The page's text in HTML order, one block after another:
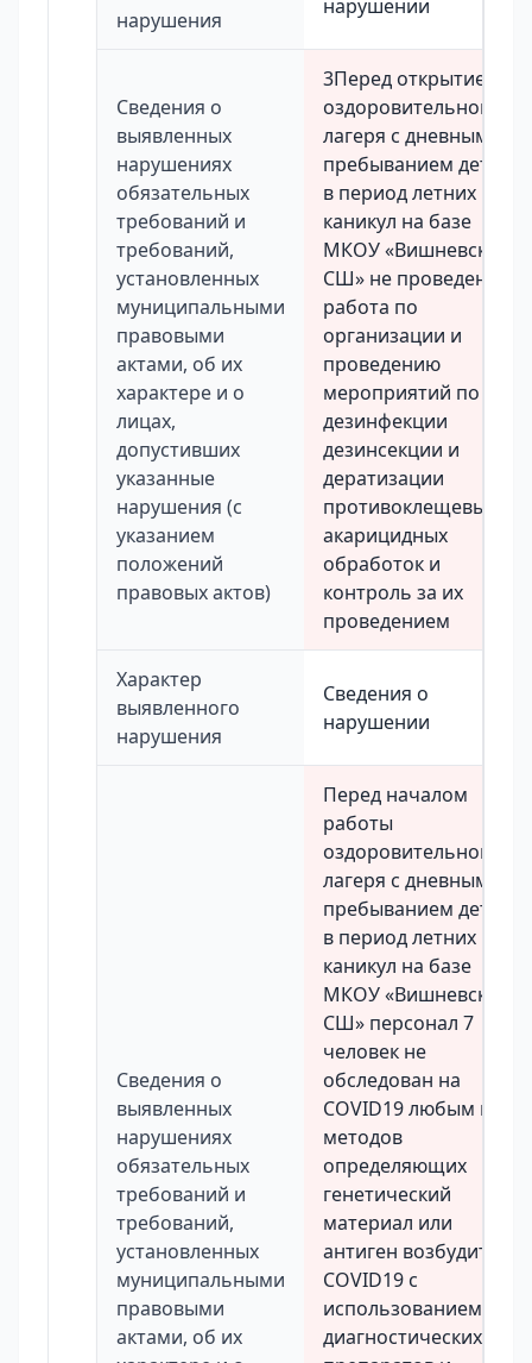
нарушения
нарушении
Сведения о
выявленных
нарушениях
обязательных
требований и
требований,
установленных
муниципальными
правовыми
актами, об их
характере и о
лицах,
допустивших
указанные
нарушения (с
указанием
положений
правовых актов)
3Перед открытием
оздоровительного
лагеря с дневным
пребыванием детей
в период летних
каникул на базе
МКОУ «Вишневская
СШ» не проведена
работа по
организации и
проведению
мероприятий по
дезинфекции
дезинсекции и
дератизации
противоклещевых
акарицидных
обработок и
контроль за их
проведением
Характер
выявленного
нарушения
Сведения о
нарушении
Сведения о
выявленных
нарушениях
обязательных
требований и
требований,
установленных
муниципальными
правовыми
актами, об их
Перед началом
работы
оздоровительного
лагеря с дневным
пребыванием детей
в период летних
каникул на базе
МКОУ «Вишневская
СШ» персонал 7
человек не
обследован на
COVID19 любым из
методов
определяющих
генетический
материал или
антиген возбудителя
COVID19 с
использованием
диагностических